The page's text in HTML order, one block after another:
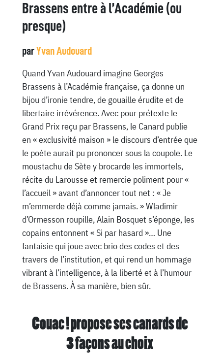
Brassens entre à l’Académie (ou
presque)
parYvan Audouard
Quand Yvan Audouard imagine Georges
Brassens à l’Académie française, ça donne un
bijou d’ironie tendre, de gouaille érudite et de
libertaire irrévérence. Avec pour prétexte le
Grand Prix reçu par Brassens, le Canard publie
en « exclusivité maison » le discours d’entrée que
le poète aurait pu prononcer sous la coupole. Le
moustachu de Sète y brocarde les immortels,
récite du Larousse et remercie poliment pour «
l’accueil » avant d’annoncer tout net : « Je
m’emmerde déjà comme jamais. » Wladimir
d’Ormesson roupille, Alain Bosquet s’éponge, les
copains entonnent « Si par hasard »… Une
fantaisie qui joue avec brio des codes et des
travers de l’institution, et qui rend un hommage
vibrant à l’intelligence, à la liberté et à l’humour
de Brassens. À sa manière, bien sûr.
Couac ! propose ses canards de
3 façons au choix